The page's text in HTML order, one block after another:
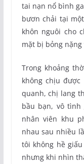
tai nạn nổ bình
bươn chải tại
khôn nguôi cho
mặt bị bỏng
Trong khoảng
không chịu
quanh, chị lang
bầu bạn, vô
nhân viên khu
nhau sau nhiều
tôi không hề
nhưng khi nhìn